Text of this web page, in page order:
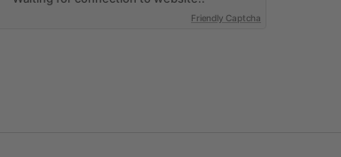
Friendly Captcha